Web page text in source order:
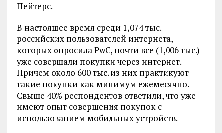
Пейтерс.
В настоящее время среди 1,074 тыс.
российских пользователей интернета,
которых опросила PwC, почти все (1,006 тыс.)
уже совершали покупки через интернет.
Причем около 600 тыс. из них практикуют
такие покупки как минимум ежемесячно.
Свыше 40% респондентов ответили, что уже
имеют опыт совершения покупок с
использованием мобильных устройств.